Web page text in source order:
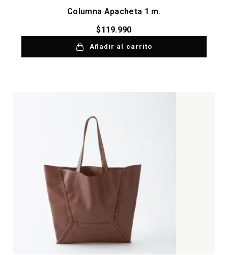
Columna Apacheta 1 m.
$119.990
Añadir al carrito